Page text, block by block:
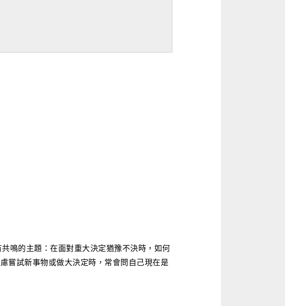
的主題：在面對重大決定猶豫不決時，如何
嘗試新事物或做大決定時，常會問自己現在是